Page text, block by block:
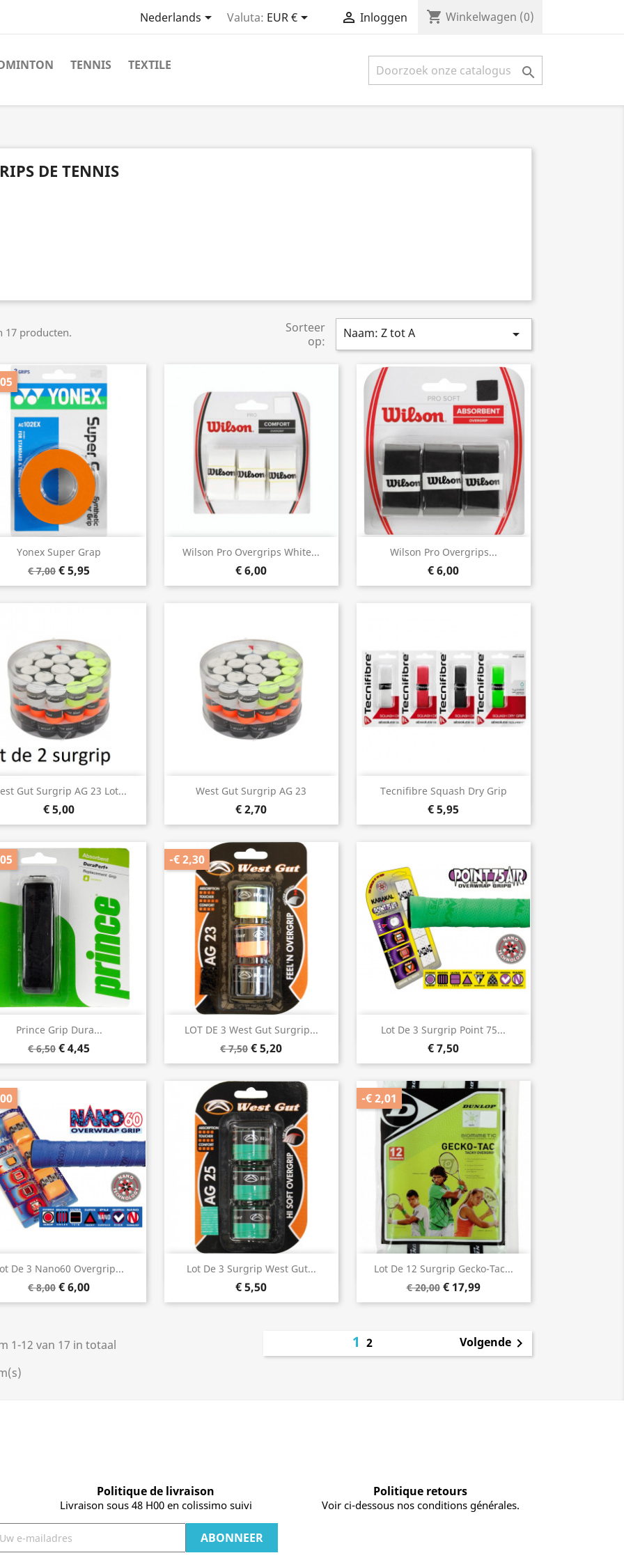
Nederlands Valuta: EUR €  Inloggen shopping_cart Winkelwagen (0)
TENNIS TEXTILE 
DE TENNIS
17 producten.
Sorteer
op:
Naam: Z tot A 
Yonex Super Grap
€ 7,00 € 5,95
Snel bekijken Wilson Pro Overgrips White...
€ 6,00
Snel bekijken Wilson Pro Overgrips...
€ 6,00
Snel bekijken
Gut Surgrip AG 23 Lot...
€ 5,00
Snel bekijken West Gut Surgrip AG 23
€ 2,70
Snel bekijken Tecnifibre Squash Dry Grip
€ 5,95
Snel bekijken
Prince Grip Dura...
€ 6,50 € 4,45
Snel bekijken
LOT DE 3 West Gut Surgrip...
€ 7,50 € 5,20
-€ 2,30
Snel bekijken Lot De 3 Surgrip Point 75...
€ 7,50
Snel bekijken
De 3 Nano60 Overgrip...
€ 8,00 € 6,00
Snel bekijken
Lot De 3 Surgrip West Gut...
€ 5,50
Snel bekijken
Lot De 12 Surgrip Gecko-Tac...
€ 20,00 € 17,99
-€ 2,01
Snel bekijken
1-12 van 17 in totaal
12 Volgende
Politique de livraison
Livraison sous 48 H00 en colissimo suivi
Politique retours
Voir ci-dessous nos conditions générales.